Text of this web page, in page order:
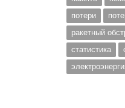
потери
ракетный
статистика